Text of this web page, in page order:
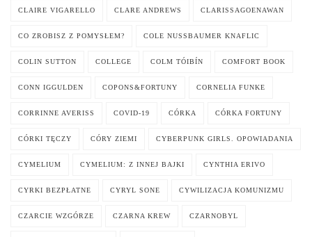
CLAIRE VIGARELLO CLARE ANDREWS CLARISSAGOENAWAN
CO ZROBISZ Z POMYSŁEM? COLE NUSSBAUMER KNAFLIC
COLIN SUTTON COLLEGE COLM TÓIBÍN COMFORT BOOK
CONN IGGULDEN COPONS&FORTUNY CORNELIA FUNKE
CORRINNE AVERISS COVID-19 CÓRKA CÓRKA FORTUNY
CÓRKI TĘCZY CÓRY ZIEMI CYBERPUNK GIRLS. OPOWIADANIA
CYMELIUM CYMELIUM: Z INNEJ BAJKI CYNTHIA ERIVO
CYRKI BEZPŁATNE CYRYL SONE CYWILIZACJA KOMUNIZMU
CZARCIE WZGÓRZE CZARNA KREW CZARNOBYL